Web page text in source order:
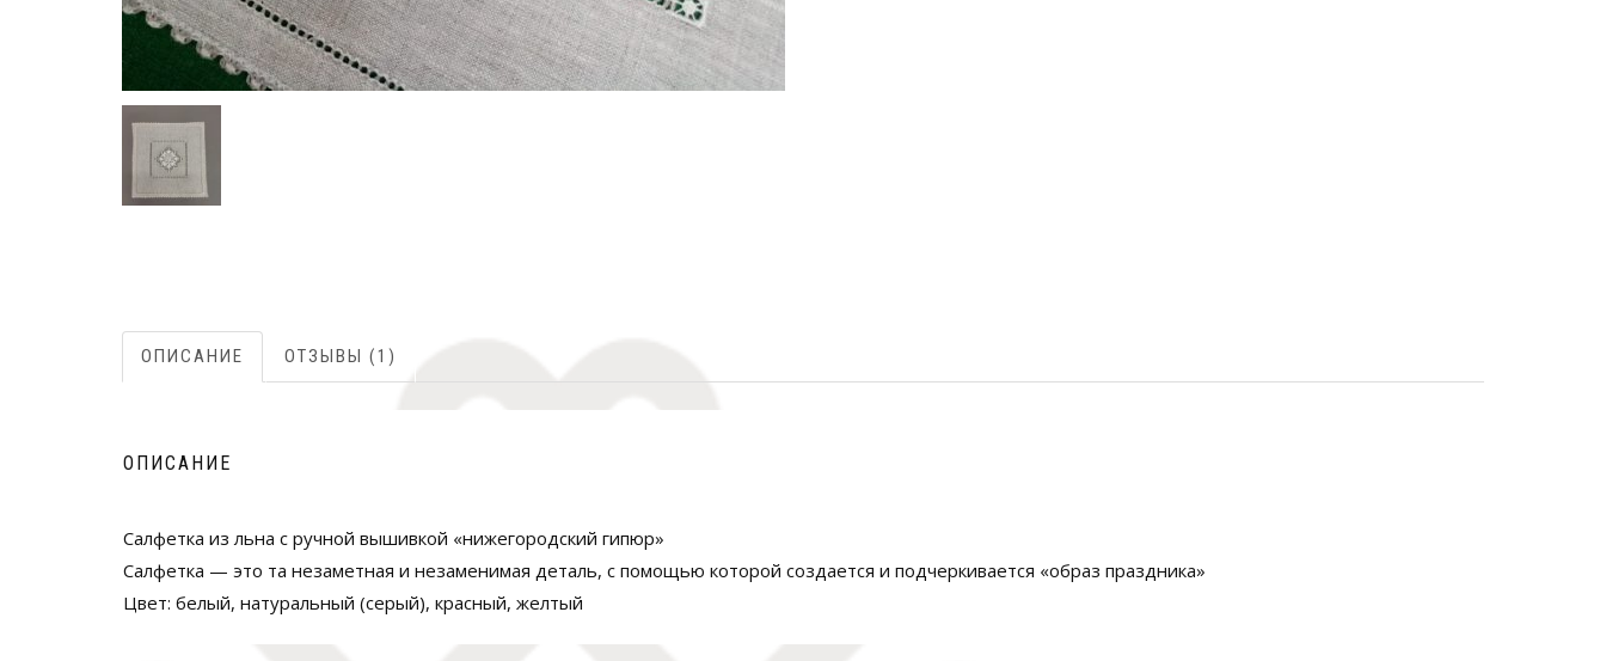
ОПИСАНИЕ ОТЗЫВЫ (1)
ОПИСАНИЕ
Салфетка из льна с ручной вышивкой «нижегородский гипюр»
Салфетка — это та незаметная и незаменимая деталь, с помощью которой создается и подчеркивается «образ праздника»
Цвет: белый, натуральный (серый), красный, желтый